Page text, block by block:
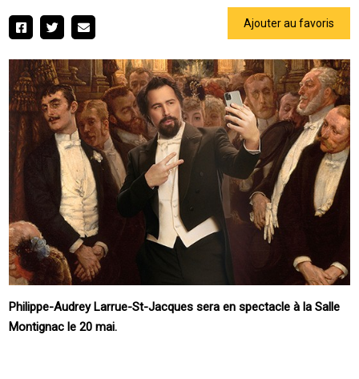
Ajouter au favoris
Philippe-Audrey Larrue-St-Jacques sera en spectacle à la Salle
Montignac le 20 mai.